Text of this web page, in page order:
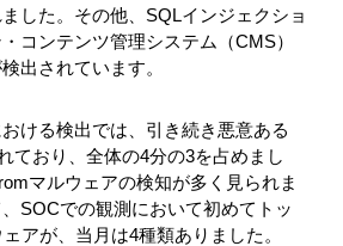
した。その他、SQLインジェクショ
コンテンツ管理システム（CMS）
出されています。
ける検出では、引き続き悪意ある
ており、全体の4分の3を占めまし
マルウェアの検知が多く見られま
SOCでの観測において初めてトッ
アが、当月は4種類ありました。